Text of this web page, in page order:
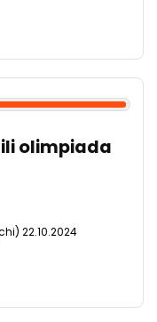
olimpiada
22.10.2024